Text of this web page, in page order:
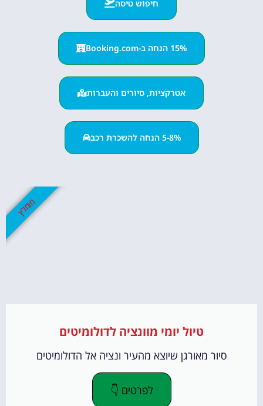
חיפוש טיסה
15% הנחה ב-Booking.com
אטרקציות, סיורים והעברות
5-8% הנחה להשכרת רכב
טיול יומי מוונציה לדולומיטים
סיור מאורגן שיוצא מהעיר ונציה אל הדולומיטים
לפרטים 👇
מומלץ